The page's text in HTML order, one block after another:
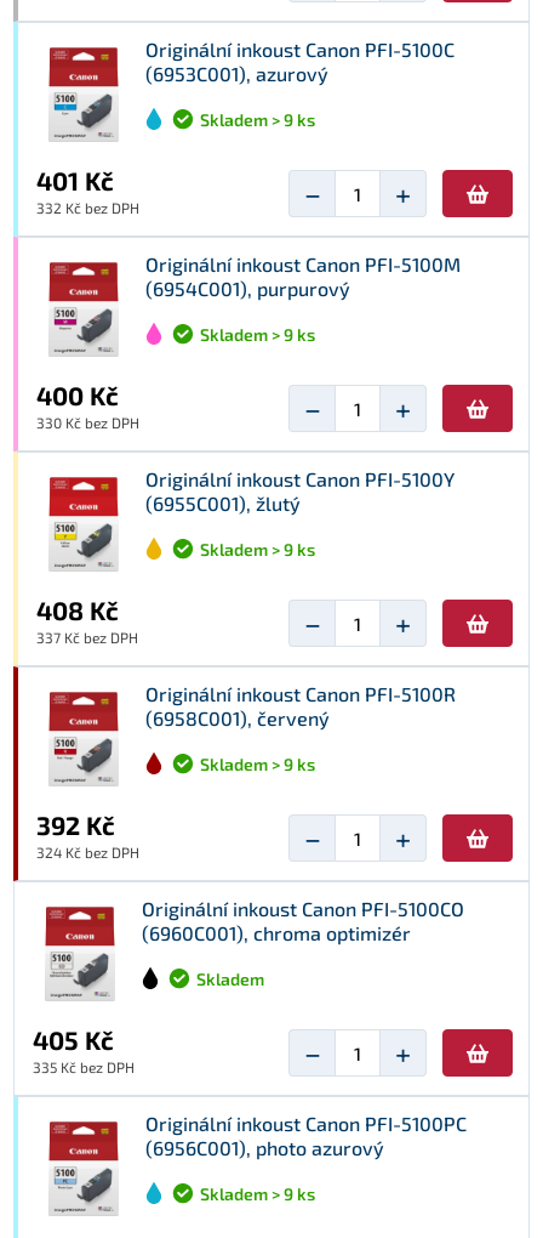
Originální inkoust Canon PFI-5100C
(6953C001), azurový
Skladem > 9 ks
401 Kč
332 Kč bez DPH − +
Originální inkoust Canon PFI-5100M
(6954C001), purpurový
Skladem > 9 ks
400 Kč
330 Kč bez DPH − +
Originální inkoust Canon PFI-5100Y
(6955C001), žlutý
Skladem > 9 ks
408 Kč
337 Kč bez DPH − +
Originální inkoust Canon PFI-5100R
(6958C001), červený
Skladem > 9 ks
392 Kč
324 Kč bez DPH − +
Originální inkoust Canon PFI-5100CO
(6960C001), chroma optimizér
Skladem
405 Kč
335 Kč bez DPH − +
Originální inkoust Canon PFI-5100PC
(6956C001), photo azurový
Skladem > 9 ks